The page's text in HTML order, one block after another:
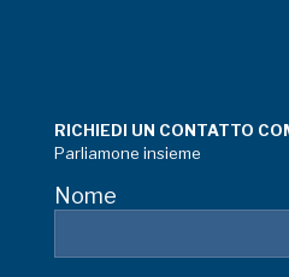
RICHIEDI UN CONTATTO
Parliamone insieme
Nome